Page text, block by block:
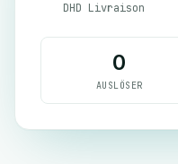
DHD Livraison
0
AUSLÖSER